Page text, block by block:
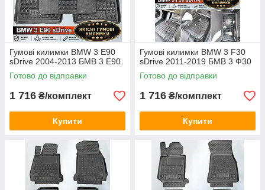
BMW X5 E70 2006-2013
BMW X5 F15 2013-2018
BMW X5 G05 2018-...
BMW X7 G07 2018-...
Гумові килимки BMW 3 E90
sDrive 2004-2013 БМВ 3 Е90
Готово до відправки
1 716 ₴/комплект
Купити
Гумові килимки BMW 3 F30
sDrive 2011-2019 БМВ 3 Ф30
Готово до відправки
1 716 ₴/комплект
Купити